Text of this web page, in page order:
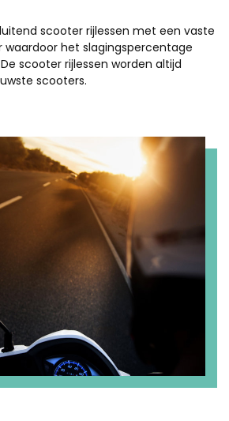
scooter rijlessen met een vaste
waardoor het slagingspercentage
scooter rijlessen worden altijd
scooters.